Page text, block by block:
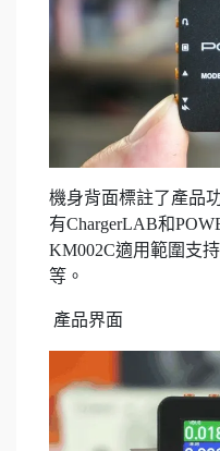
機身背面標註了產品
有ChargerLAB和
KM002C適用範圍支
等。
產品界面